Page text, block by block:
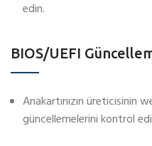
edin.
BIOS/UEFI
Anakartınızın üreticisinin
güncellemelerini kontrol